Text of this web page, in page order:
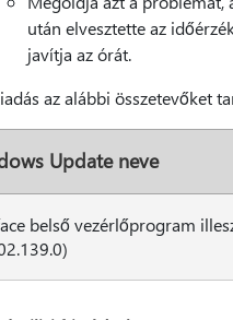
után elvesztette az
javítja az órát.
az alábbi összetevőket
Update neve
belső vezérlőprogram